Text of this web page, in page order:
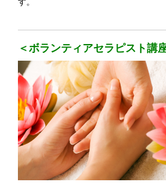
す。
＜ボランティアセラピスト講